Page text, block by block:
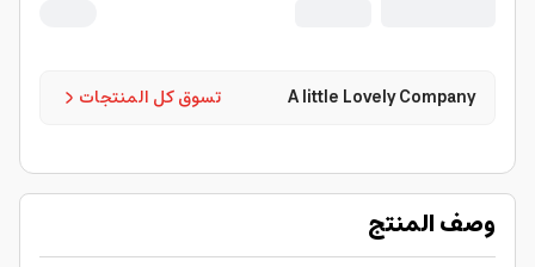
تسوق كل المنتجات A little Lovely Company
وصف المنتج